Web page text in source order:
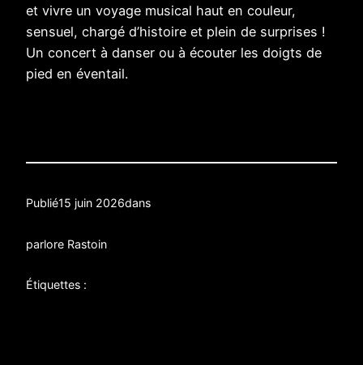
et vivre un voyage musical haut en couleur,
sensuel, chargé d’histoire et plein de surprises !
Un concert à danser ou à écouter les doigts de
pied en éventail.
Publié15 juin 2026dans
parlore Rastoin
Étiquettes :